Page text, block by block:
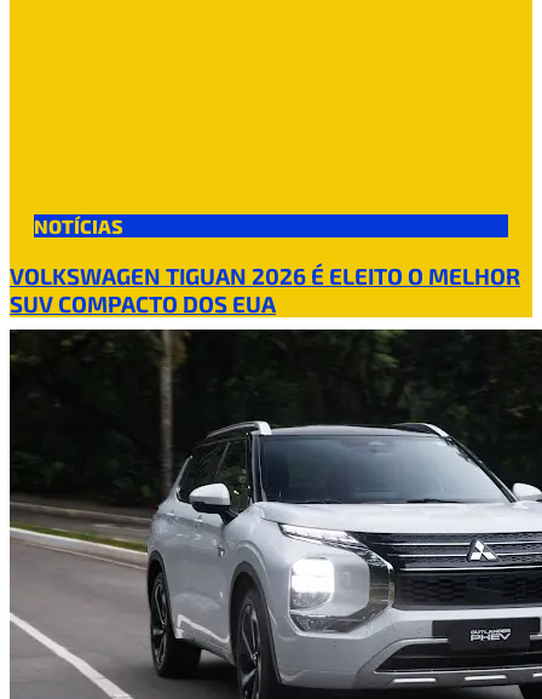
NOTÍCIAS
VOLKSWAGEN TIGUAN 2026 É ELEITO O MELHOR
SUV COMPACTO DOS EUA